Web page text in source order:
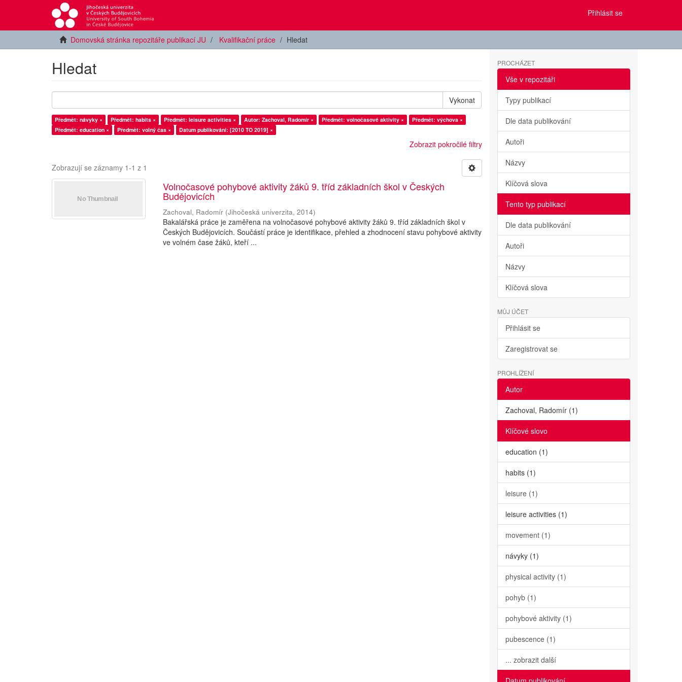
Přihlásit se
Domovská stránka repozitáře publikací JU Kvalifikační práce Hledat
Hledat
Vykonat
Předmět: návyky × Předmět: habits × Předmět: leisure activities × Autor: Zachoval, Radomír × Předmět: volnočasové aktivity ×
Předmět: výchova ×
Předmět: education ×
Předmět: volný čas × Datum publikování: [2010 TO 2019] ×
Zobrazit pokročilé filtry
Zobrazují se záznamy 1-1 z 1
Volnočasové pohybové aktivity žáků 9. tříd základních škol v Českých
Budějovicích
Zachoval, Radomír (Jihočeská univerzita,2014)
Bakalářská práce je zaměřena na volnočasové pohybové aktivity žáků 9. tříd základních škol v
Českých Budějovicích. Součástí práce je identifikace, přehled a zhodnocení stavu pohybové aktivity
ve volném čase žáků, kteří ...
PROCHÁZET
Vše v repozitáři
Typy publikací
Dle data publikování
Autoři
Názvy
Klíčová slova
Tento typ publikací
Dle data publikování
Autoři
Názvy
Klíčová slova
MŮJ ÚČET
Přihlásit se
Zaregistrovat se
PROHLÍŽENÍ
Autor
Zachoval, Radomír (1)
Klíčové slovo
education (1)
habits (1)
leisure (1)
leisure activities (1)
movement (1)
návyky (1)
physical activity (1)
pohyb (1)
pohybové aktivity (1)
pubescence (1)
... zobrazit další